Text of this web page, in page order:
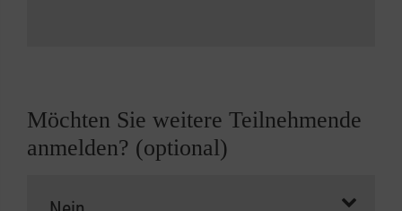
Möchten Sie weitere Teilnehmende
anmelden? (optional)